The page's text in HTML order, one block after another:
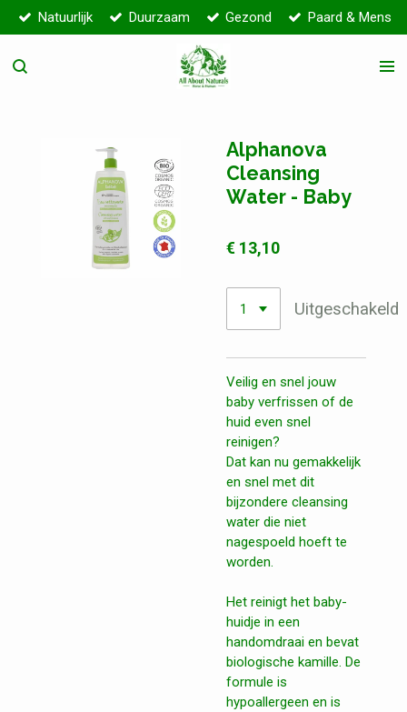
Ga
direct
naar
Natuurlijk Duurzaam Gezond Paard & Mens
Alphanova
Cleansing
Water - Baby
€ 13,10
Uitgeschakeld
Veilig en snel jouw
baby verfrissen of de
huid even snel
reinigen?
Dat kan nu gemakkelijk
en snel met dit
bijzondere cleansing
water die niet
nagespoeld hoeft te
worden.
Het reinigt het baby-
huidje in een
handomdraai en bevat
biologische kamille. De
formule is
hypoallergeen en is